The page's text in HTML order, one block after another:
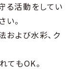
る活動をしてい
。
および水彩､ク
てもOK。